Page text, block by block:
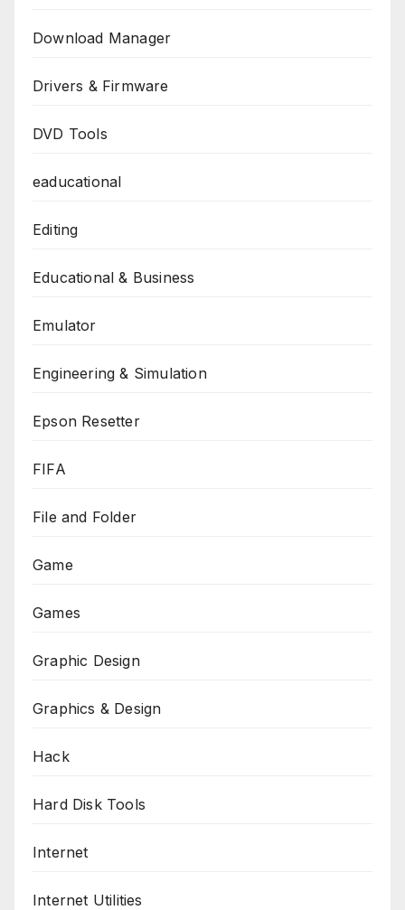
Download Manager
Drivers & Firmware
DVD Tools
eaducational
Editing
Educational & Business
Emulator
Engineering & Simulation
Epson Resetter
FIFA
File and Folder
Game
Games
Graphic Design
Graphics & Design
Hack
Hard Disk Tools
Internet
Internet Utilities